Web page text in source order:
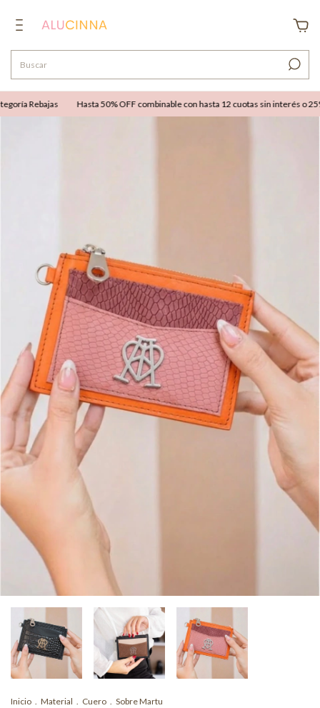
Rebajas Hasta 50% OFF combinable con hasta 12 cuotas sin interés o 25%
Inicio . Material . Cuero . Sobre Martu